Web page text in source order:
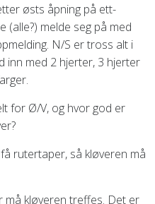
østs åpning på ett-
(alle?) melde seg på med
N/S er tross alt i
inn med 2 hjerter, 3 hjerter
for Ø/V, og hvor god er
rutertaper, så kløveren må
kløveren treffes. Det er